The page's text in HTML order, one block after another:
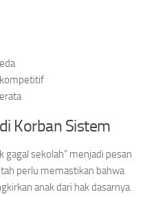
Korban Sistem
gagal sekolah” menjadi pesan
perlu memastikan bahwa
anak dari hak dasarnya.